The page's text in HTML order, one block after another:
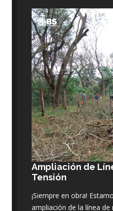
Ampliación de
Tensión
¡Siempre en obra!
ampliación de la línea